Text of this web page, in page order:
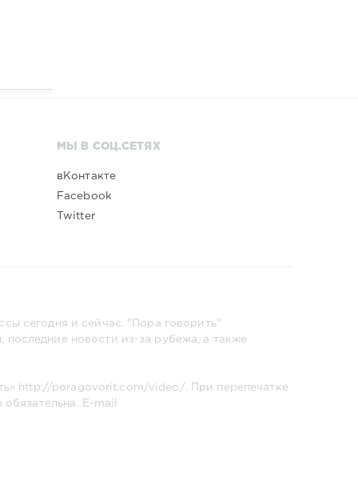
МЫ В СОЦ.СЕТЯХ
вКонтакте
Facebook
Twitter
сегодня и сейчас. "Пора говорить"
новости из-за рубежа, а также
http://poragovorit.com/video/
. При перепечатке
обязательна. E-mail